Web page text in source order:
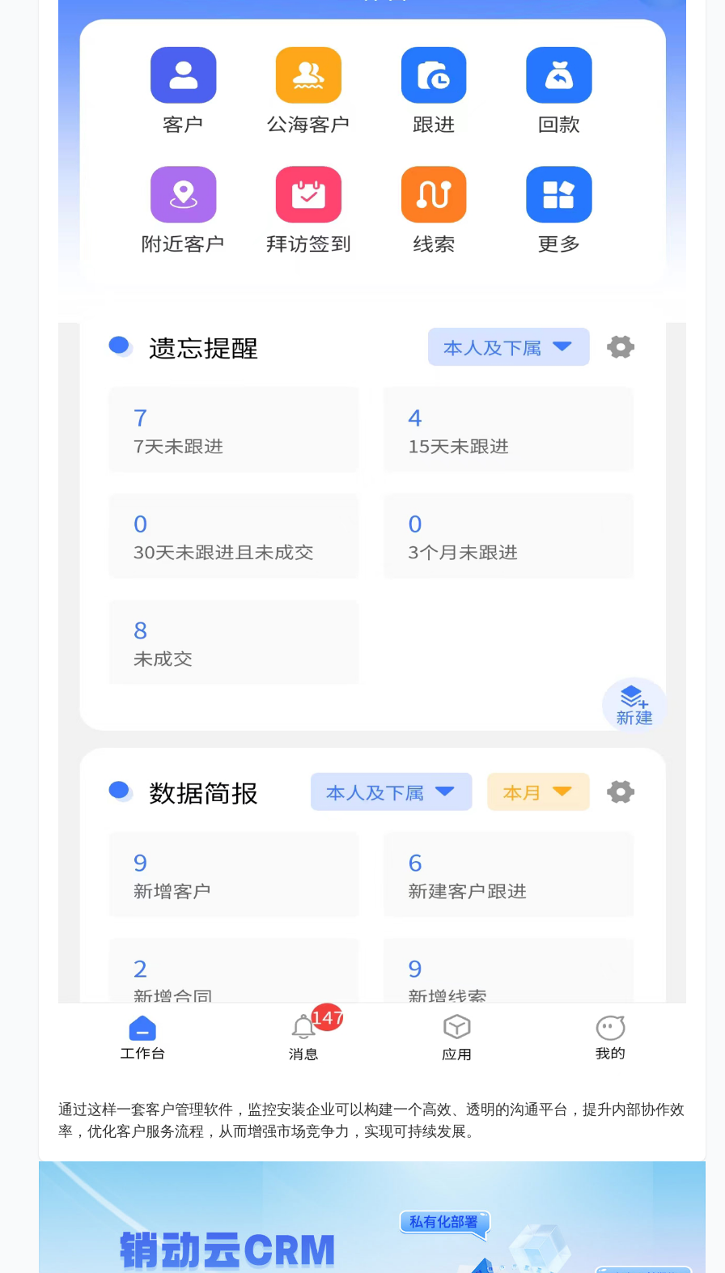
通过这样一套客户管理软件，监控安装企业可以构建一个高效、透明的沟通平台，提升内部协作效
率，优化客户服务流程，从而增强市场竞争力，实现可持续发展。